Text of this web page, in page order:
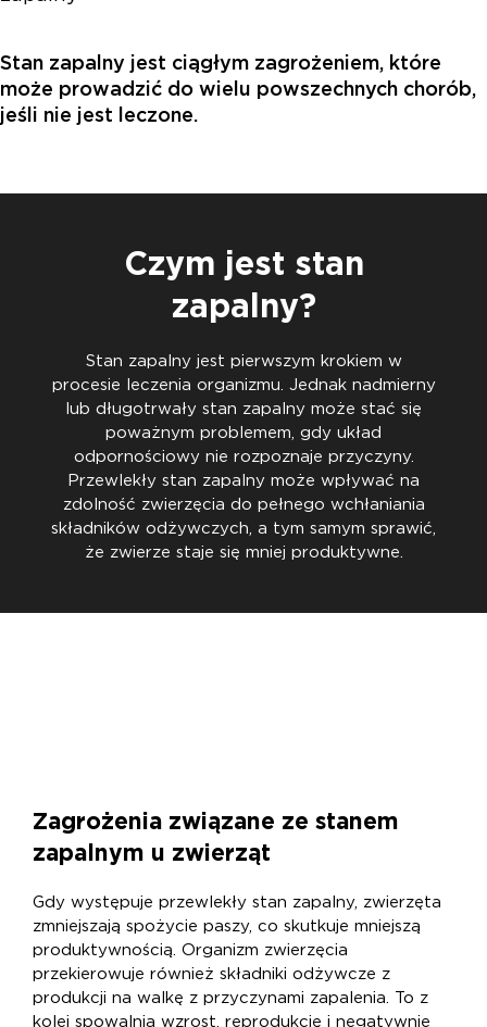
Stan zapalny jest ciągłym zagrożeniem, które
może prowadzić do wielu powszechnych chorób,
jeśli nie jest leczone.
Czym jest stan
zapalny?
Stan zapalny jest pierwszym krokiem w
procesie leczenia organizmu. Jednak nadmierny
lub długotrwały stan zapalny może stać się
poważnym problemem, gdy układ
odpornościowy nie rozpoznaje przyczyny.
Przewlekły stan zapalny może wpływać na
zdolność zwierzęcia do pełnego wchłaniania
składników odżywczych, a tym samym sprawić,
że zwierze staje się mniej produktywne.
Zagrożenia związane ze stanem
zapalnym u zwierząt
Gdy występuje przewlekły stan zapalny, zwierzęta
zmniejszają spożycie paszy, co skutkuje mniejszą
produktywnością. Organizm zwierzęcia
przekierowuje również składniki odżywcze z
produkcji na walkę z przyczynami zapalenia. To z
kolei spowalnia wzrost, reprodukcję i negatywnie